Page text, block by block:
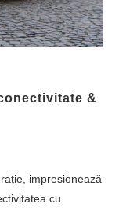
&
impresionează
cu